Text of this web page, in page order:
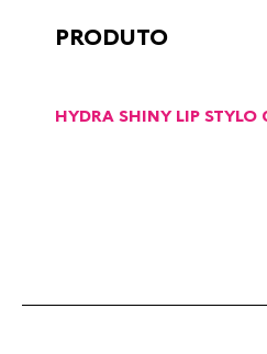
PRODUTO
HYDRA SHINY LIP STYLO